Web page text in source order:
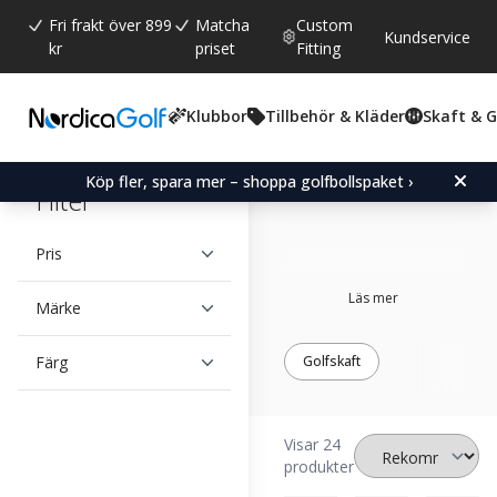
Fri frakt över 899
kr
Matcha
priset
Custom
Fitting
Kundservice
Klubbor Tillbehör & Kläder Skaft &
Köp fler, spara mer – shoppa golfbollspaket ›
Filter
Pris
Märke
Färg
Läs mer
Golfskaft
Visar 24
produkter